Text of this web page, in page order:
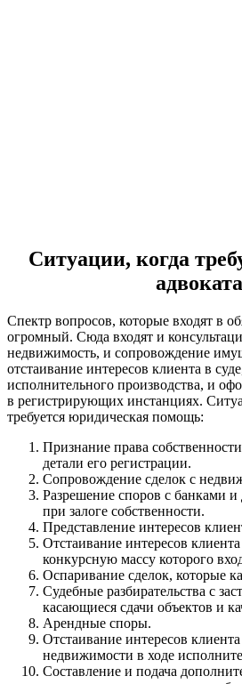
Ситуации, когда
адвоката
Спектр вопросов, которые входят в
огромный. Сюда входят и
недвижимость, и сопровождение
отстаивание интересов клиента в
исполнительного производства, и
в регистрирующих инстанциях.
требуется юридическая помощь:
Признание права
детали его регистрации.
Сопровождение сделок с
Разрешение споров с банками
при залоге собственности.
Представление интересов
Отстаивание интересов
конкурсную массу которого
Оспаривание сделок, которые
Судебные разбирательства с
касающиеся сдачи объектов и
Арендные споры.
Отстаивание интересов
недвижимости в ходе
Составление и подача